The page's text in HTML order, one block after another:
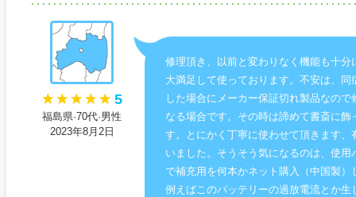
5
福島県·70代·男性
2023年8月2日
修理頂き、以前と変わりなく機能も十分
大満足して使っております。不安は、同
した場合にメーカー保証切れ製品なので
なる場合です。その時は諦めて書斎に飾
す。とにかく丁寧に使わせて頂きます、
いました。そうそう気になるのは、使用
で補充用を何本かネット購入（中国製）
例えばこのバッテリーの過放電流とか生